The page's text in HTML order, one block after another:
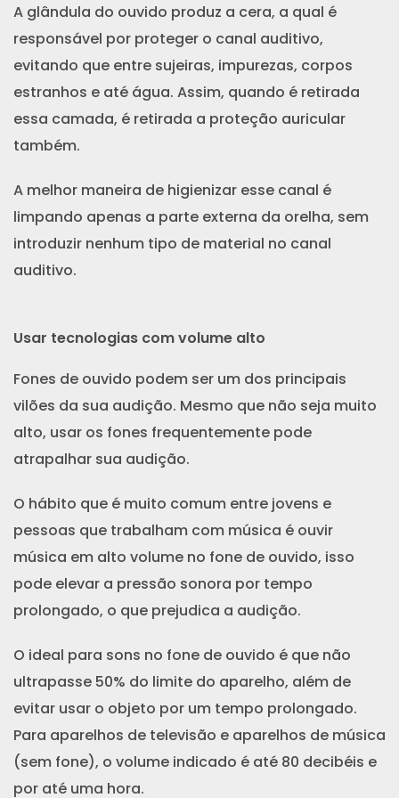
A glândula do ouvido produz a cera, a qual é
responsável por proteger o canal auditivo,
evitando que entre sujeiras, impurezas, corpos
estranhos e até água. Assim, quando é retirada
essa camada, é retirada a proteção auricular
também.
A melhor maneira de higienizar esse canal é
limpando apenas a parte externa da orelha, sem
introduzir nenhum tipo de material no canal
auditivo.
Usar tecnologias com volume alto
Fones de ouvido podem ser um dos principais
vilões da sua audição. Mesmo que não seja muito
alto, usar os fones frequentemente pode
atrapalhar sua audição.
O hábito que é muito comum entre jovens e
pessoas que trabalham com música é ouvir
música em alto volume no fone de ouvido, isso
pode elevar a pressão sonora por tempo
prolongado, o que prejudica a audição.
O ideal para sons no fone de ouvido é que não
ultrapasse 50% do limite do aparelho, além de
evitar usar o objeto por um tempo prolongado.
Para aparelhos de televisão e aparelhos de música
(sem fone), o volume indicado é até 80 decibéis e
por até uma hora.